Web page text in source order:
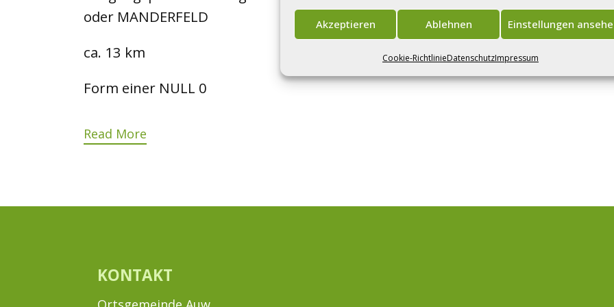
Akzeptieren Ablehnen Einstellungen
Cookie-RichtlinieDatenschutzImpressum
oder MANDERFELD
ca. 13 km
Form einer NULL 0
Read More
KONTAKT